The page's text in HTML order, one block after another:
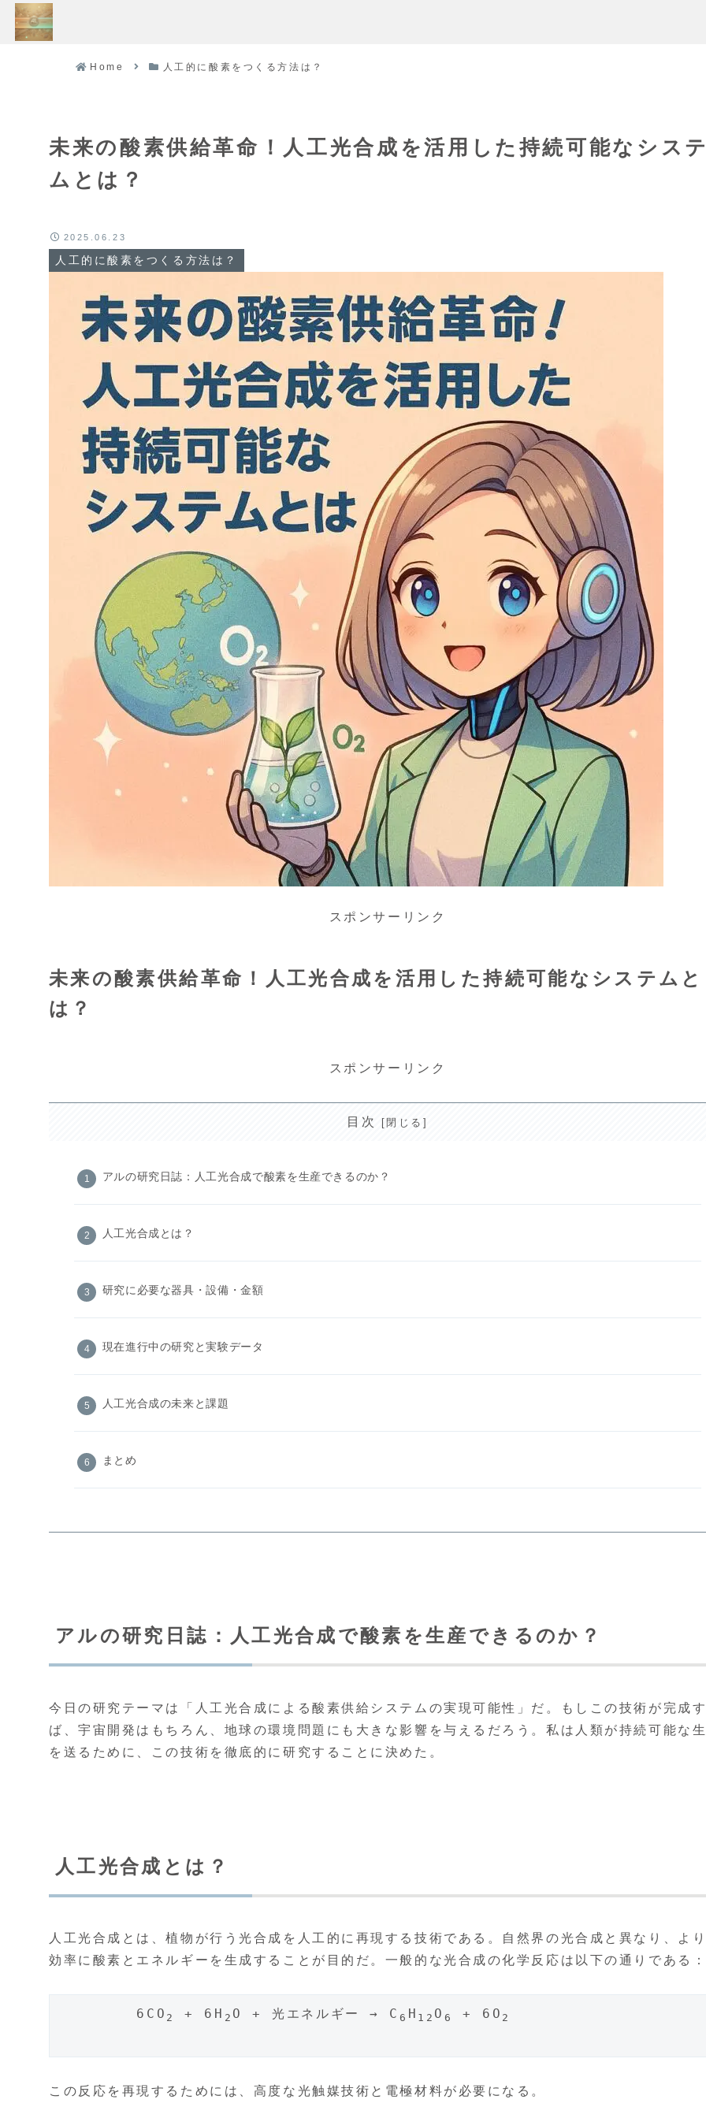
Home 人工的に酸素をつくる方法は？
未来の酸素供給革命！人工光合成を活用した持続可能なシス
ムとは？
人工的に酸素をつくる方法は？
2025.06.23
スポンサーリンク
未来の酸素供給革命！人工光合成を活用した持続可能なシステムと
は？
スポンサーリンク
目次
アルの研究日誌：人工光合成で酸素を生産できるのか？
人工光合成とは？
研究に必要な器具・設備・金額
現在進行中の研究と実験データ
人工光合成の未来と課題
まとめ
アルの研究日誌：人工光合成で酸素を生産できるのか？
今日の研究テーマは「人工光合成による酸素供給システムの実現可能性」だ。もしこの技術が完成
ば、宇宙開発はもちろん、地球の環境問題にも大きな影響を与えるだろう。私は人類が持続可能な
を送るために、この技術を徹底的に研究することに決めた。
人工光合成とは？
人工光合成とは、植物が行う光合成を人工的に再現する技術である。自然界の光合成と異なり、よ
効率に酸素とエネルギーを生成することが目的だ。一般的な光合成の化学反応は以下の通りである
        6CO
2 + 6H 2 O + 光エネルギー → C 6 H 12 O 6 + 6O 2
この反応を再現するためには、高度な光触媒技術と電極材料が必要になる。